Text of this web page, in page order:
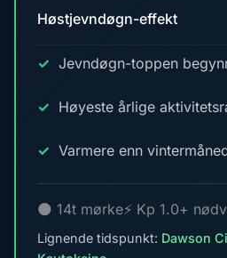
Høstjevndøgn-effekt
Jevndøgn-toppen
Høyeste årlige
Varmere enn
🌑 14t mørke⚡ Kp 1.0+
Lignende tidspunkt: Dawson